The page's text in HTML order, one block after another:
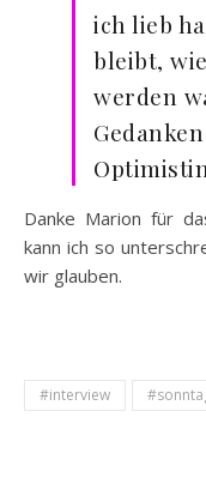
ich lieb
bleibt,
werden
Danke Marion für
kann ich so
wir glauben.
#interview